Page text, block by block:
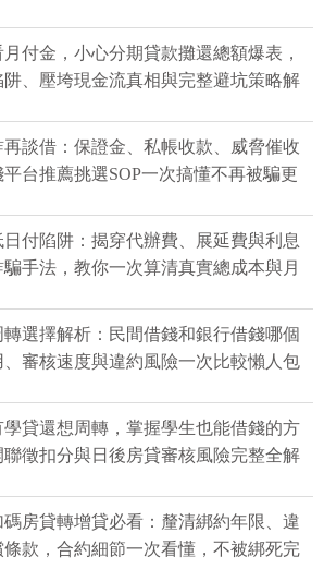
月付金，小心分期貸款攤還總額爆表，
、壓垮現金流真相與完整避坑策略解
再談借：保證金、私帳收款、威脅催收
台推薦挑選SOP一次搞懂不再被騙更
日付陷阱：揭穿代辦費、展延費與利息
手法，教你一次算清真實總成本與月
轉選擇解析：民間借錢和銀行借錢哪個
審核速度與違約風險一次比較懶人包
學貸還想周轉，掌握學生也能借錢的方
徵扣分與日後房貸審核風險完整全解
碼房貸轉增貸必看：釐清綁約年限、違
款，合約細節一次看懂，不被綁死完